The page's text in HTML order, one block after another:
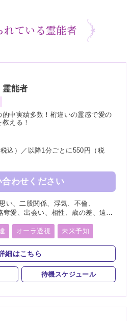
れている霊能者
霊能者
的中実績多数！桁違いの霊感で愛の
える！
込）／以降1分ごとに550円（税
合わせください
い、二股関係、浮気、不倫、
愛、出会い、相性、歳の差、遠距
受験、仕事、就職、天職、転職、適
相談、健康、金運、引越し、開運、
運、運勢、過去、未来、将来、心霊
名、ペット、霊障、カルマ、縁結
オーラ透視 未来予知
リング オーラリーディング
リング 言霊
縁結び 縁切り 浄霊
先祖供養 写真供養 人形供養
細はこちら
待機スケジュール